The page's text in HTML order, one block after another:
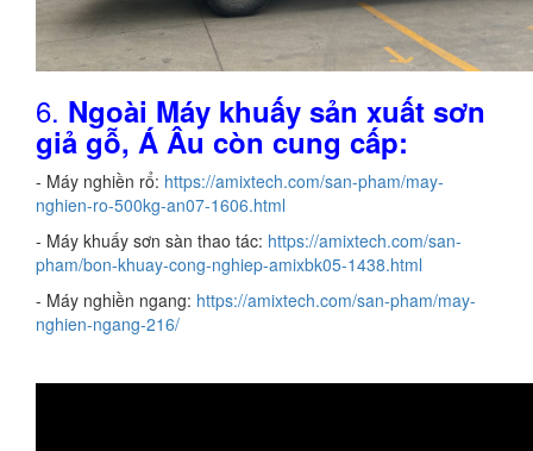
6. Ngoài Máy khuấy sản xuất sơn
giả gỗ, Á Âu còn cung cấp:
- Máy nghiền rổ: https://amixtech.com/san-pham/may-
nghien-ro-500kg-an07-1606.html
- Máy khuấy sơn sàn thao tác: https://amixtech.com/san-
pham/bon-khuay-cong-nghiep-amixbk05-1438.html
- Máy nghiền ngang: https://amixtech.com/san-pham/may-
nghien-ngang-216/